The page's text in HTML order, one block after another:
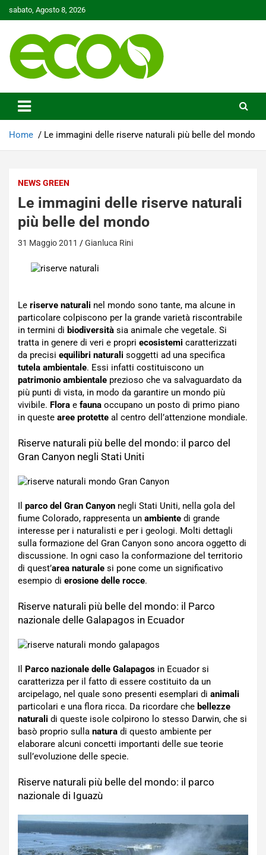
to
sabato, Agosto 8, 2026
Ecoo.it
Home Le immagini delle riserve naturali più belle del mondo
NEWS GREEN
Le immagini delle riserve naturali
più belle del mondo
31 Maggio 2011 Gianluca Rini
Le riserve naturali nel mondo sono tante, ma alcune in
particolare colpiscono per la grande varietà riscontrabile
in termini di biodiversità sia animale che vegetale. Si
tratta in genere di veri e propri ecosistemi caratterizzati
da precisi equilibri naturali soggetti ad una specifica
tutela ambientale. Essi infatti costituiscono un
patrimonio ambientale prezioso che va salvaguardato da
più punti di vista, in modo da garantire un mondo più
vivibile. Flora e fauna occupano un posto di primo piano
in queste aree protette al centro dell’attenzione mondiale.
Riserve naturali più belle del mondo: il parco del
Gran Canyon negli Stati Uniti
Il parco del Gran Canyon negli Stati Uniti, nella gola del
fiume Colorado, rappresenta un ambiente di grande
interesse per i naturalisti e per i geologi. Molti dettagli
sulla formazione del Gran Canyon sono ancora oggetto di
discussione. In ogni caso la conformazione del territorio
di quest’area naturale si pone come un significativo
esempio di erosione delle rocce.
Riserve naturali più belle del mondo: il Parco
nazionale delle Galapagos in Ecuador
Il Parco nazionale delle Galapagos in Ecuador si
caratterizza per il fatto di essere costituito da un
arcipelago, nel quale sono presenti esemplari di animali
particolari e una flora ricca. Da ricordare che bellezze
naturali di queste isole colpirono lo stesso Darwin, che si
basò proprio sulla natura di questo ambiente per
elaborare alcuni concetti importanti delle sue teorie
sull’evoluzione delle specie.
Riserve naturali più belle del mondo: il parco
nazionale di Iguazù